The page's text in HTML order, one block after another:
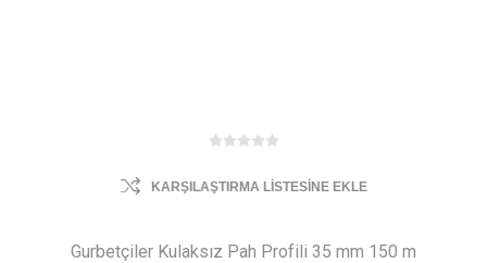
KARŞILAŞTIRMA LISTESINE EKLE
Gurbetçiler Kulaksız Pah Profili 35 mm 150 m